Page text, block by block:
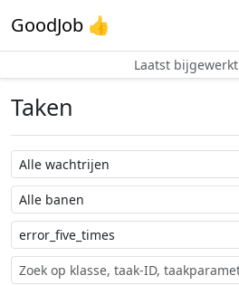
GoodJob 👍
Laatst bijgewerkt
Taken
Wachtrij naam
Taak naam
Label
Zoekopdracht